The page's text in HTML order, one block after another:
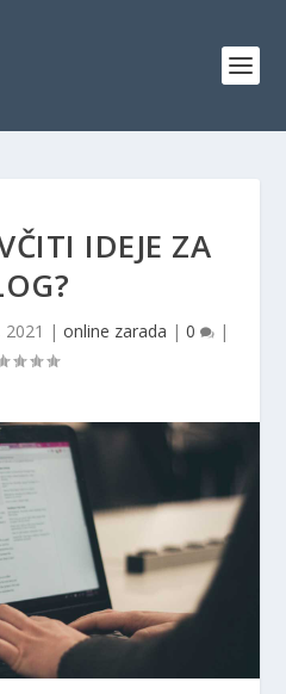
IDEJE ZA
2021 | online zarada | 0 |